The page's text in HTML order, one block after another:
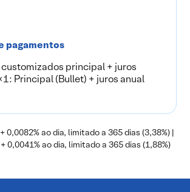
pagamentos
customizados principal + juros
Principal (Bullet) + juros anual
0,0082% ao dia, limitado a 365 dias (3,38%) |
0,0041% ao dia, limitado a 365 dias (1,88%)